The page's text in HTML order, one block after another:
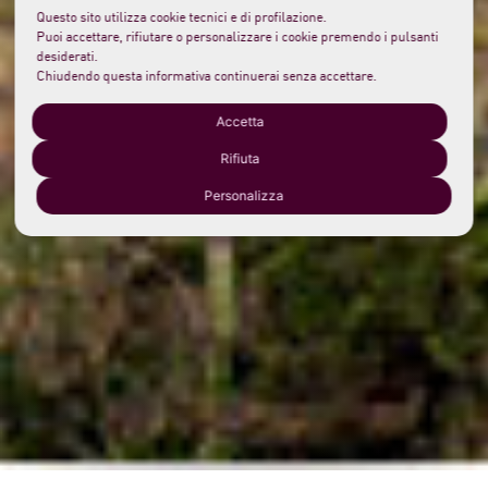
Questo sito utilizza cookie tecnici e di profilazione.
Puoi accettare, rifiutare o personalizzare i cookie premendo i pulsanti
desiderati.
Chiudendo questa informativa continuerai senza accettare.
Accetta
Rifiuta
Personalizza